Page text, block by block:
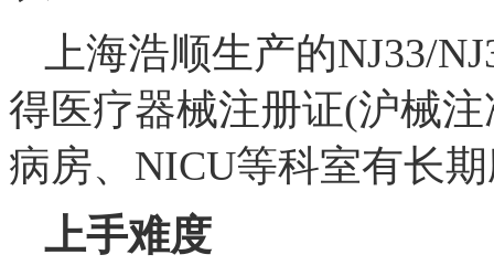
上海浩顺生产的NJ33/
得医疗器械注册证(沪械注
病房、NICU等科室有长
上手难度